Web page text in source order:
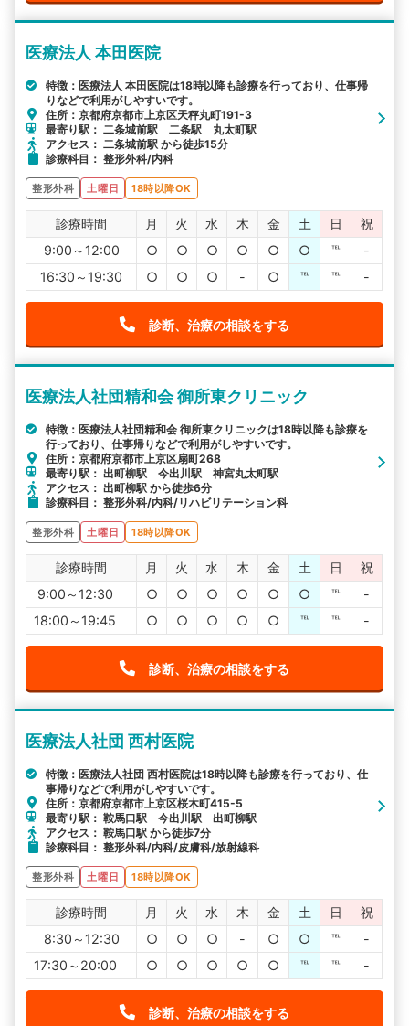
医療法人 本田医院
特徴：医療法人 本田医院は18時以降も診療を行っており、仕事帰
りなどで利用がしやすいです。
住所：京都府京都市上京区天秤丸町191-3
最寄り駅： 二条城前駅 二条駅 丸太町駅
アクセス： 二条城前駅 から徒歩15分
診療科目： 整形外科/内科
整形外科 土曜日 18時以降OK
診療時間 月 火 水 木 金 土 日
祝
9:00～12:00
○ ○ ○ ○ ○ ○ ℡
-
16:30～19:30
○ ○ ○ - ○ ℡ ℡ -
診断、治療の相談をする
医療法人社団精和会 御所東クリニック
特徴：医療法人社団精和会 御所東クリニックは18時以降も診療を
行っており、仕事帰りなどで利用がしやすいです。
住所：京都府京都市上京区扇町268
最寄り駅： 出町柳駅 今出川駅 神宮丸太町駅
アクセス： 出町柳駅 から徒歩6分
診療科目： 整形外科/内科/リハビリテーション科
整形外科 土曜日 18時以降OK
診療時間 月 火 水 木 金 土 日
祝
9:00～12:30
○ ○ ○ ○ ○ ○ ℡
-
18:00～19:45
○ ○ ○ ○ ○ ℡ ℡ -
診断、治療の相談をする
医療法人社団 西村医院
特徴：医療法人社団 西村医院は18時以降も診療を行っており、仕
事帰りなどで利用がしやすいです。
住所：京都府京都市上京区桜木町415-5
最寄り駅： 鞍馬口駅 今出川駅 出町柳駅
アクセス： 鞍馬口駅 から徒歩7分
診療科目： 整形外科/内科/皮膚科/放射線科
整形外科 土曜日 18時以降OK
診療時間 月 火 水 木 金 土 日
祝
8:30～12:30
○ ○ ○ - ○ ○ ℡
-
17:30～20:00
○ ○ ○ ○ ○ ℡ ℡ -
診断、治療の相談をする